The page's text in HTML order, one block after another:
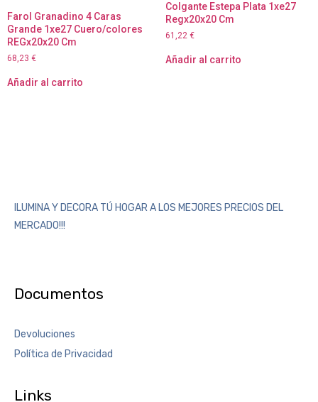
Farol Granadino 4 Caras
Grande 1xe27 Cuero/colores
REGx20x20 Cm
68,23 €
Añadir al carrito
Colgante Estepa Plata 1xe27
Regx20x20 Cm
61,22 €
Añadir al carrito
ILUMINA Y DECORA TÚ HOGAR A LOS MEJORES PRECIOS DEL
MERCADO!!!
Documentos
Devoluciones
Política de Privacidad
Links